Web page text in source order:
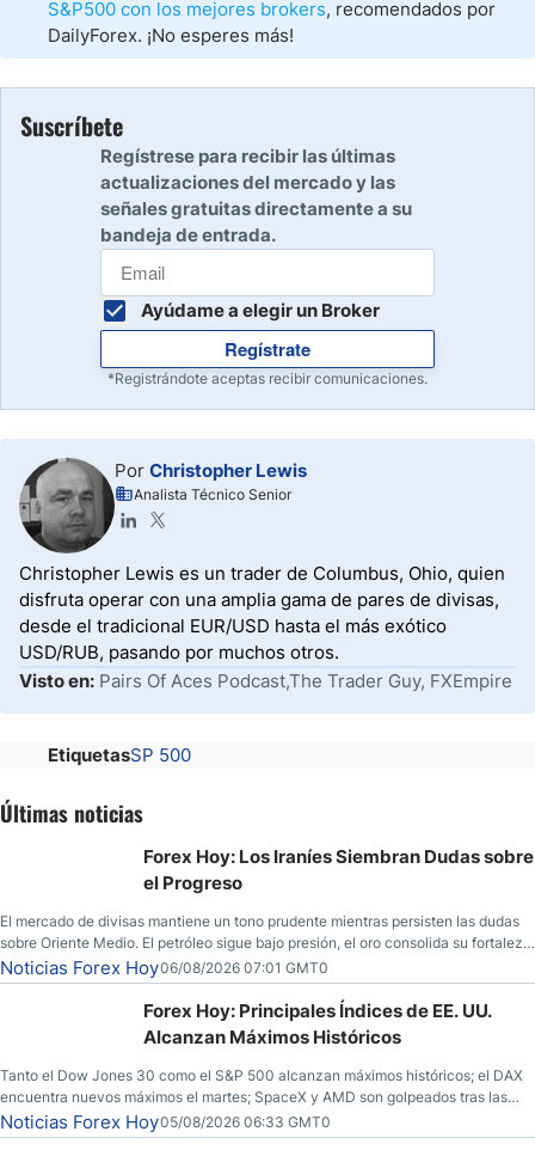
S&P500 con los mejores brokers, recomendados por
DailyForex. ¡No esperes más!
Suscríbete
Regístrese para recibir las últimas
actualizaciones del mercado y las
señales gratuitas directamente a su
bandeja de entrada.
Ayúdame a elegir un Broker
Regístrate
*Registrándote aceptas recibir comunicaciones.
Por Christopher Lewis
Analista Técnico Senior
Christopher Lewis es un trader de Columbus, Ohio, quien
disfruta operar con una amplia gama de pares de divisas,
desde el tradicional EUR/USD hasta el más exótico
USD/RUB, pasando por muchos otros.
Visto en: Pairs Of Aces Podcast,The Trader Guy, FXEmpire
EtiquetasSP 500
Últimas noticias
Forex Hoy: Los Iraníes Siembran Dudas sobre
el Progreso
El mercado de divisas mantiene un tono prudente mientras persisten las dudas
sobre Oriente Medio. El petróleo sigue bajo presión, el oro consolida su fortaleza
y los operadores esperan nuevas referencias económicas desde Estados
Unidos.
Noticias Forex Hoy06/08/2026 07:01 GMT0
Forex Hoy: Principales Índices de EE. UU.
Alcanzan Máximos Históricos
Tanto el Dow Jones 30 como el S&P 500 alcanzan máximos históricos; el DAX
encuentra nuevos máximos el martes; SpaceX y AMD son golpeados tras las
llamadas de ganancias; el petróleo crudo cae por debajo de los $80 con nuevas
esperanzas; el dólar estadounidense continúa intentando estabilizarse frente al
Noticias Forex Hoy05/08/2026 06:33 GMT0